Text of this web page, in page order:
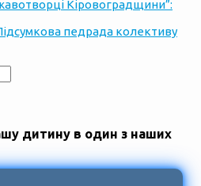
Кіровоградщини”:
педрада колективу
дитину в один з наших